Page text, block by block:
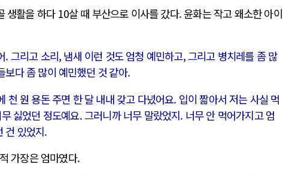
활을 하다 10살 때 부산으로 이사를 갔다. 윤화는 작고 왜소한 아이
그리고 소리, 냄새 이런 것도 엄청 예민하고, 그리고 병치레를 좀 많
보다 좀 많이 예민했던 것 같아.
천 원 용돈 주면 한 달 내내 갖고 다녔어요. 입이 짧아서 저는 사실 먹
싫었던 정도예요. 그러니까 너무 말랐었지. 너무 안 먹어가지고 엄
건 있었지.
가장은 엄마였다.